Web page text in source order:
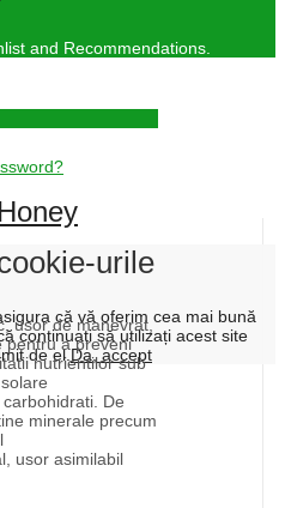
usor de manevrat,
pentru a preveni
nutrientilor sub
De
minerale precum
usor asimilabil
and Recommendations.
urile
că vă oferim cea mai bună
continuați să utilizați acest site
de el.Da, accept